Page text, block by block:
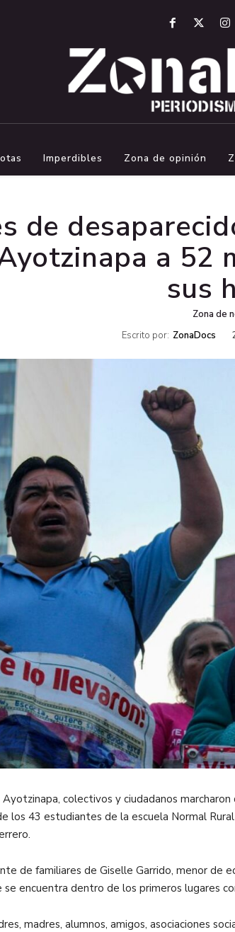
Imperdibles Zona de opinión
de
a 52
sus
Zona de
Escrito por: ZonaDocs
colectivos y ciudadanos
los 43 estudiantes de la escuela Normal
de familiares de Giselle Garrido, menor de
se encuentra dentro de los primeros lugares
madres, alumnos, amigos, asociaciones